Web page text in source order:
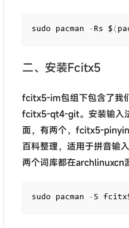
sudo pacman - Rs $ (
二、安装Fcitx5
fcitx5-im包组下包含了我
fcitx5-qt4-git。安装输入
面，有两个，fcitx5-
百科整理，适用于拼音输
两个词库都在archlinuxcn
sudo pacman -S